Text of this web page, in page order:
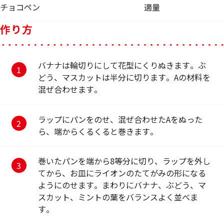
チョコペン 適量
作り方
バナナは輪切りにして花型にくりぬきます。ぶ
どう、マスカットは半分に切ります。Aの材料を
混ぜ合わせます。
ラップにパンをのせ、混ぜ合わせたAをぬった
ら、端からくるくると巻きます。
巻いたパンを端から8等分に切り、ラップを外し
てから、お皿にライオンのたてがみの形になる
ようにのせます。まわりにバナナ、ぶどう、マ
スカット、ミントの葉をバランスよく並べま
す。